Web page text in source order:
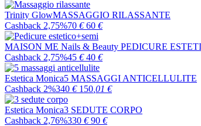
Trinity GlowMASSAGGIO RILASSANTE
Cashback 2,75%70 € 60 €
MAISON ME Nails & Beauty PEDICURE
Cashback 2,75%45 € 40 €
Estetica Monica5 MASSAGGI ANTICELLULITE
Cashback 2%340 € 150 ,01 €
Estetica Monica3 SEDUTE CORPO
Cashback 2,76%330 € 90 €